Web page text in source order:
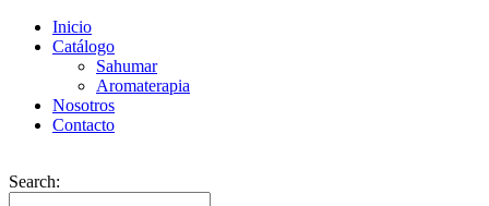
Inicio
Catálogo
Sahumar
Aromaterapia
Nosotros
Contacto
Search: